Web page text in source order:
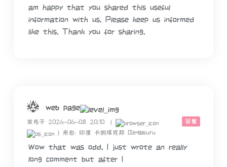
am happy that you shared this useful
information with us. Please keep us informed
like this. Thank you for sharing.
web page
回复
发布于 2026-06-08 20:10
(
) 来自: 印度 卡纳塔克邦 Bengaluru
Wow that was odd. I just wrote an really
long comment but after I